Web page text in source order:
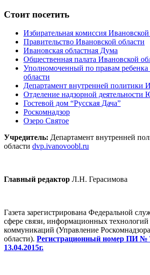
Стоит посетить
Избирательная комиссия Ивановской
Правительство Ивановской области
Ивановская областная Дума
Общественная палата Ивановской
Уполномоченный по правам ребенка
области
Департамент внутренней политики
Отделение надзорной деятельности
Гостевой дом “Русская Дача”
Роскомнадзор
Озеро Святое
Учредитель: Департамент внутренней
области dvp.ivanovoobl.ru
Главный редактор Л.Н. Герасимова
Газета зарегистрирована Федеральной
сфере связи, информационных
коммуникаций (Управление
области). Регистрационный номер ПИ №
13.04.2015г.